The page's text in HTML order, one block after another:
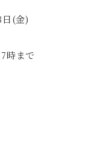
(金)
時まで